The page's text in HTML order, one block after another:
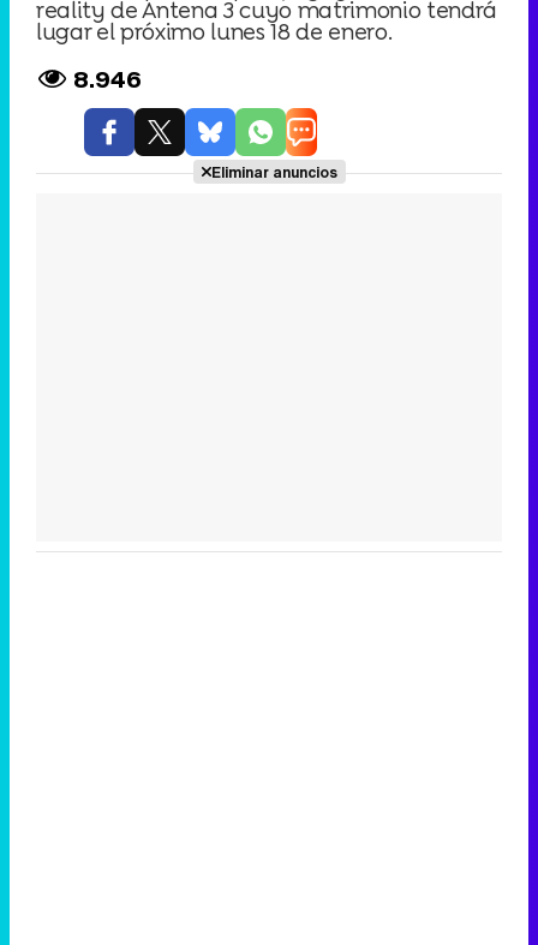
reality de Antena 3 cuyo matrimonio tendrá
lugar el próximo lunes 18 de enero.
8.946
Eliminar anuncios